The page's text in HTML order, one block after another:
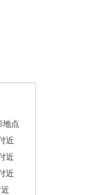
地点
近
近
近